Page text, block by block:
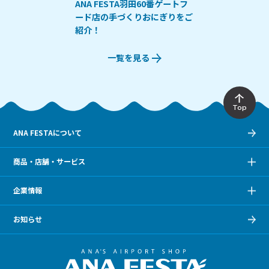
ANA FESTA羽田60番ゲートフ
ード店の手づくりおにぎりをご
紹介！
一覧を見る
Top
ANA FESTAについて
商品・店舗・サービス
企業情報
お知らせ